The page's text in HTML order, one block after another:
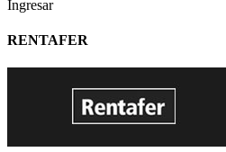
Ingresar
RENTAFER